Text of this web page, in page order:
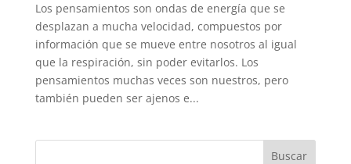
Los pensamientos son ondas de energía que se
desplazan a mucha velocidad, compuestos por
información que se mueve entre nosotros al igual
que la respiración, sin poder evitarlos. Los
pensamientos muchas veces son nuestros, pero
también pueden ser ajenos e...